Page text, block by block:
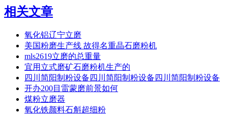
相关文章
氧化铝辽宁立磨
美国粉磨生产线 故得名重晶石磨粉机
mls2619立磨的总重量
宜用立式磨矿石磨粉机生产的
四川简阳制粉设备四川简阳制粉设备四川简阳制粉设备
开办200目雷蒙磨前景如何
煤粉立磨器
氧化铁颜料石斛超细粉